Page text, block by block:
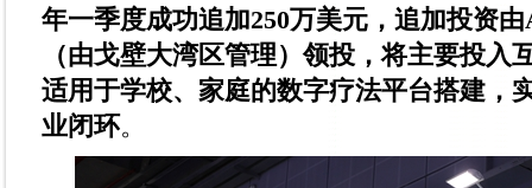
年一季度成功追加250万美元，追加投资
（由戈壁大湾区管理）领投，将主要投入
适用于学校、家庭的数字疗法平台搭建，
业闭环。